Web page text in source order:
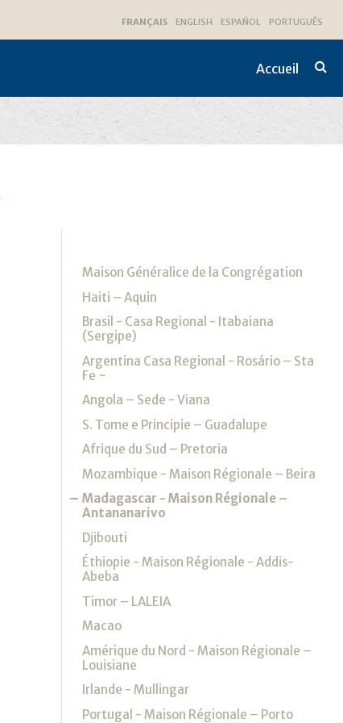
FRANÇAIS ENGLISH ESPAÑOL PORTUGUÊS
Accueil
Maison Généralice de la Congrégation
Haiti – Aquin
Brasil - Casa Regional - Itabaiana
(Sergipe)
Argentina Casa Regional - Rosário – Sta
Fe ~
Angola – Sede - Viana
S. Tome e Principie – Guadalupe
Afrique du Sud – Pretoria
Mozambique - Maison Régionale – Beira
Madagascar - Maison Régionale –
Antananarivo
Djibouti
Éthiopie - Maison Régionale - Addis-
Abeba
Timor – LALEIA
Macao
Amérique du Nord - Maison Régionale –
Louisiane
Irlande - Mullingar
Portugal - Maison Régionale – Porto